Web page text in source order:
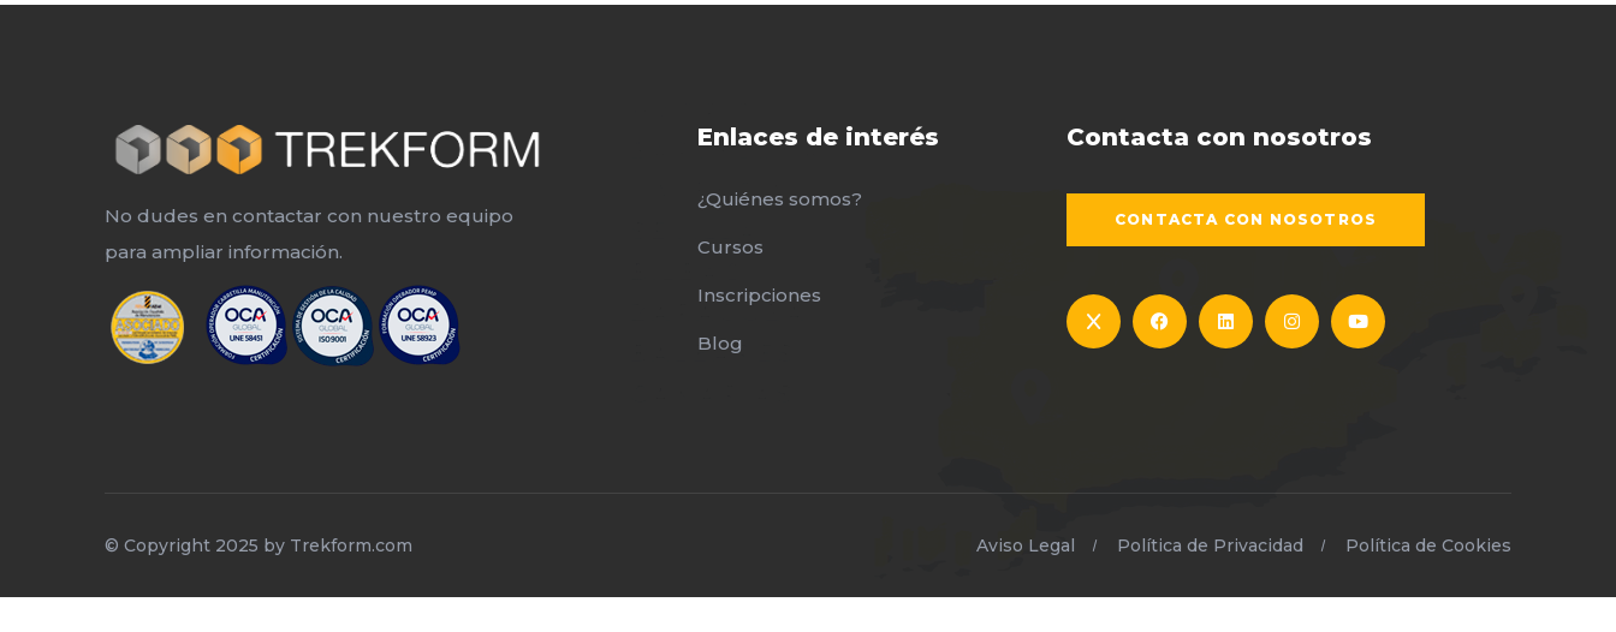
No dudes en contactar con nuestro equipo
para ampliar información.
Enlaces de interés
¿Quiénes somos?
Cursos
Inscripciones
Blog
Contacta con nosotros
CONTACTA CON NOSOTROS
© Copyright 2025 by Trekform.com Aviso Legal Política de Privacidad Política de Cookies